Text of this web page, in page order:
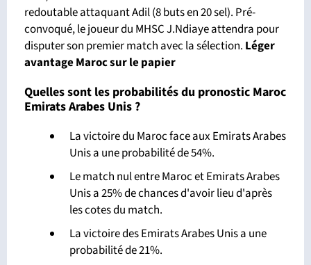
redoutable attaquant Adil (8 buts en 20 sel). Pré-
convoqué, le joueur du MHSC J.Ndiaye attendra pour
disputer son premier match avec la sélection. Léger
avantage Marocsur le papier
Quelles sont les probabilités du pronostic Maroc
Emirats Arabes Unis ?
La victoire du Maroc face aux Emirats Arabes
Unis a une probabilité de 54%.
Le match nul entre Maroc et Emirats Arabes
Unis a 25% de chances d'avoir lieu d'après
les cotes du match.
La victoire des Emirats Arabes Unis a une
probabilité de 21%.